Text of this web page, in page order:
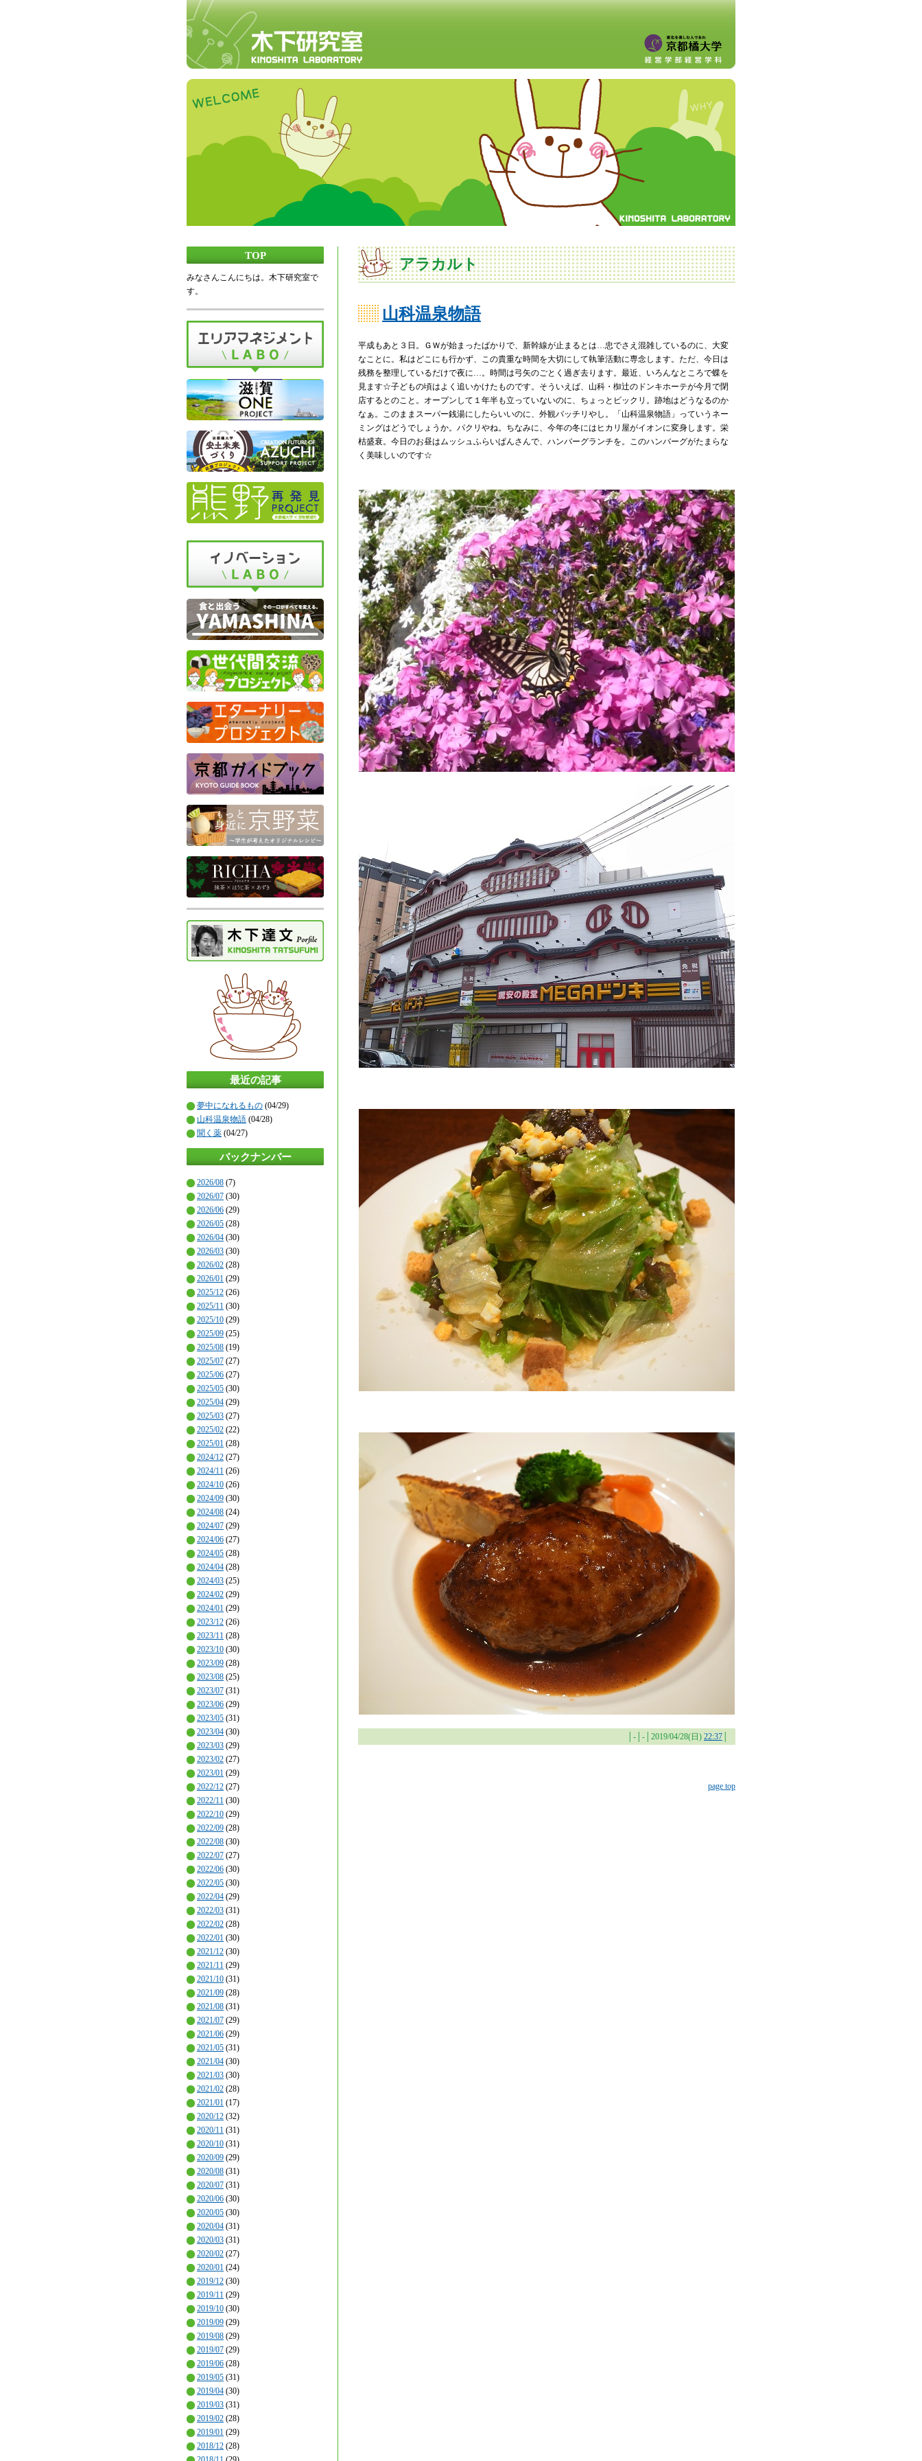
TOP
みなさんこんにちは。木下研究室で
す。
最近の記事
夢中になれるもの (04/29)
山科温泉物語 (04/28)
聞く薬 (04/27)
バックナンバー
2026/08 (7)
2026/07 (30)
2026/06 (29)
2026/05 (28)
2026/04 (30)
2026/03 (30)
2026/02 (28)
2026/01 (29)
2025/12 (26)
2025/11 (30)
2025/10 (29)
2025/09 (25)
2025/08 (19)
2025/07 (27)
2025/06 (27)
2025/05 (30)
2025/04 (29)
2025/03 (27)
2025/02 (22)
2025/01 (28)
2024/12 (27)
2024/11 (26)
2024/10 (26)
2024/09 (30)
2024/08 (24)
2024/07 (29)
2024/06 (27)
2024/05 (28)
2024/04 (28)
2024/03 (25)
2024/02 (29)
2024/01 (29)
2023/12 (26)
2023/11 (28)
2023/10 (30)
2023/09 (28)
2023/08 (25)
2023/07 (31)
2023/06 (29)
2023/05 (31)
2023/04 (30)
2023/03 (29)
2023/02 (27)
2023/01 (29)
2022/12 (27)
2022/11 (30)
2022/10 (29)
2022/09 (28)
2022/08 (30)
2022/07 (27)
2022/06 (30)
2022/05 (30)
2022/04 (29)
2022/03 (31)
2022/02 (28)
2022/01 (30)
2021/12 (30)
2021/11 (29)
2021/10 (31)
2021/09 (28)
2021/08 (31)
2021/07 (29)
2021/06 (29)
2021/05 (31)
2021/04 (30)
2021/03 (30)
2021/02 (28)
2021/01 (17)
2020/12 (32)
2020/11 (31)
2020/10 (31)
2020/09 (29)
2020/08 (31)
2020/07 (31)
2020/06 (30)
2020/05 (30)
2020/04 (31)
2020/03 (31)
2020/02 (27)
2020/01 (24)
2019/12 (30)
2019/11 (29)
2019/10 (30)
2019/09 (29)
2019/08 (29)
2019/07 (29)
2019/06 (28)
2019/05 (31)
2019/04 (30)
2019/03 (31)
2019/02 (28)
2019/01 (29)
2018/12 (28)
アラカルト
山科温泉物語
平成もあと３日。ＧＷが始まったばかりで、新幹線が止まるとは…忠でさえ混雑しているのに、大変
なことに。私はどこにも行かず、この貴重な時間を大切にして執筆活動に専念します。ただ、今日は
残務を整理しているだけで夜に…。時間は弓矢のごとく過ぎ去ります。最近、いろんなところで蝶を
見ます☆子どもの頃はよく追いかけたものです。そういえば、山科・椥辻のドンキホーテが今月で閉
店するとのこと。オープンして１年半も立っていないのに、ちょっとビックリ。跡地はどうなるのか
なぁ。このままスーパー銭湯にしたらいいのに、外観バッチリやし。「山科温泉物語」っていうネー
ミングはどうでしょうか。パクリやね。ちなみに、今年の冬にはヒカリ屋がイオンに変身します。栄
枯盛衰。今日のお昼はムッシュふらいぱんさんで、ハンバーグランチを。このハンバーグがたまらな
く美味しいのです☆
│-│-│2019/04/28(日) 22:37
page top